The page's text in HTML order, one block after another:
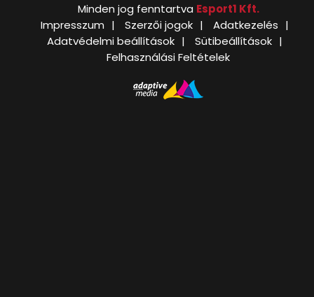
Minden jog fenntartva Esport1 Kft.
Impresszum
Szerzői jogok
Adatkezelés
Adatvédelmi beállítások
Sütibeállítások
Felhasználási Feltételek